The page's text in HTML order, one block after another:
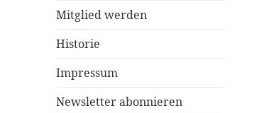
Mitglied werden
Historie
Impressum
Newsletter abonnieren